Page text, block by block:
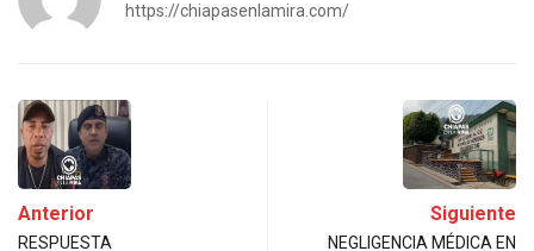
https://chiapasenlamira.com/
Anterior
RESPUESTA
Siguiente
NEGLIGENCIA MÉDICA EN